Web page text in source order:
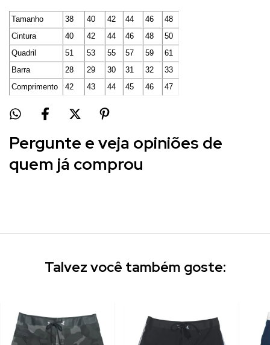
Tamanho 38 40 42 44 46
48
Cintura
40 42 44 46 48
50
Quadril
51 53 55 57 59
61
Barra
28 29 30 31 32
33
Comprimento
42 43 44 45 46 47
Pergunte e veja opiniões de
quem já comprou
Talvez você também goste: